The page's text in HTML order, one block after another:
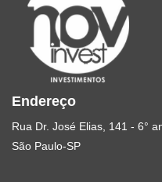
Endereço
Rua Dr. José Elias, 141 - 6°
São Paulo-SP